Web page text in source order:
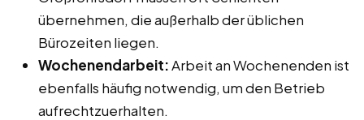
übernehmen, die außerhalb der üblichen
Bürozeiten liegen.
Wochenendarbeit:Arbeit an Wochenenden ist
ebenfalls häufig notwendig, um den Betrieb
aufrechtzuerhalten.